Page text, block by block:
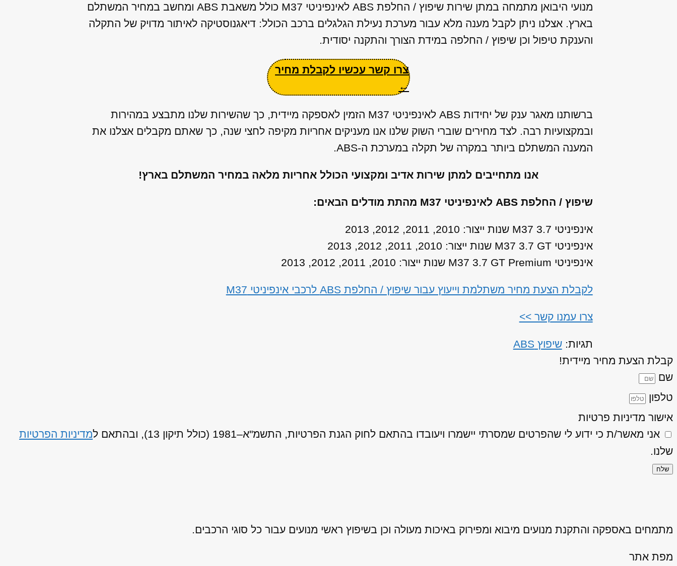
מנועי היבואן מתמחה במתן שירות שיפוץ / החלפת ABS לאינפיניטי M37 כולל משאבת ABS ומחשב במחיר המשתלם
בארץ. אצלנו ניתן לקבל מענה מלא עבור מערכת נעילת הגלגלים ברכב הכולל: דיאגנוסטיקה לאיתור מדויק של התקלה
והענקת טיפול וכן שיפוץ / החלפה במידת הצורך והתקנה יסודית.
צרו קשר עכשיו לקבלת מחיר
←
ברשותנו מאגר ענק של יחידות ABS לאינפיניטי M37 הזמין לאספקה מיידית, כך שהשירות שלנו מתבצע במהירות
ובמקצועיות רבה. לצד מחירים שוברי השוק שלנו אנו מעניקים אחריות מקיפה לחצי שנה, כך שאתם מקבלים אצלנו את
המענה המשתלם ביותר במקרה של תקלה במערכת ה-ABS.
אנו מתחייבים למתן שירות אדיב ומקצועי הכולל אחריות מלאה במחיר המשתלם בארץ!
שיפוץ / החלפת ABS לאינפיניטי M37 מהתת מודלים הבאים:
אינפיניטי M37 3.7 שנות ייצור: 2010, 2011, 2012, 2013
אינפיניטי M37 3.7 GT שנות ייצור: 2010, 2011, 2012, 2013
אינפיניטי M37 3.7 GT Premium שנות ייצור: 2010, 2011, 2012, 2013
לקבלת הצעת מחיר משתלמת וייעוץ עבור שיפוץ / החלפת ABS לרכבי אינפיניטי M37
צרו עמנו קשר >>
תגיות:שיפוץ ABS
קבלת הצעת מחיר מיידית!
שם
טלפון
אישור מדיניות פרטיות
אני מאשר/ת כי ידוע לי שהפרטים שמסרתי יישמרו ויעובדו בהתאם לחוק הגנת הפרטיות, התשמ"א–1981 (כולל תיקון 13), ובהתאם ל
מדיניות הפרטיות
שלנו.
שלח
מתמחים באספקה והתקנת מנועים מיבוא ומפירוק באיכות מעולה וכן בשיפוץ ראשי מנועים עבור כל סוגי הרכבים.
מפת אתר